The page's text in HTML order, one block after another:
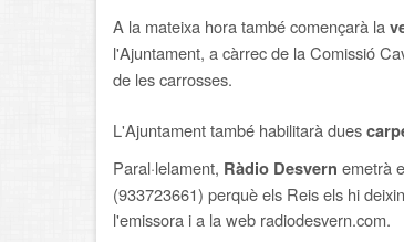
A la mateixa hora també començarà la
l'Ajuntament, a càrrec de la Comissió
de les carrosses.
L'Ajuntament també habilitarà dues
Paral·lelament, Ràdio Desvern emetrà
(933723661) perquè els Reis els hi
l'emissora i a la web radiodesvern.com.